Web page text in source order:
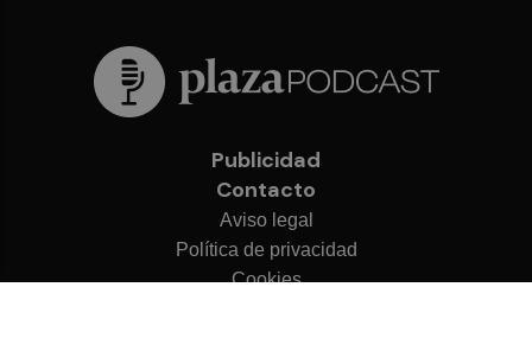
Publicidad
Contacto
Aviso legal
Política de privacidad
Cookies